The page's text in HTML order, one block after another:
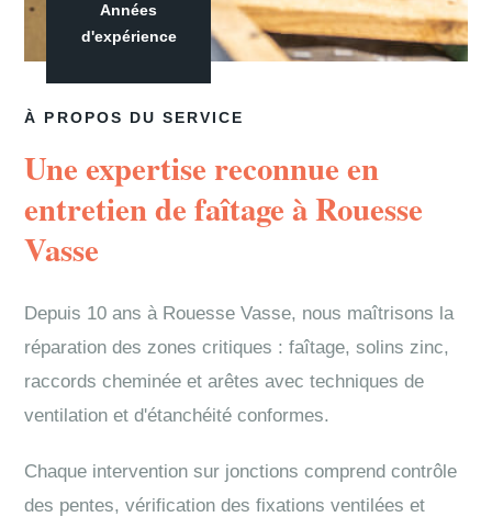
À PROPOS DU SERVICE
Une expertise reconnue en
entretien de faîtage à Rouesse
Vasse
Depuis 10 ans à Rouesse Vasse, nous maîtrisons la
réparation des zones critiques : faîtage, solins zinc,
raccords cheminée et arêtes avec techniques de
ventilation et d'étanchéité conformes.
Chaque intervention sur jonctions comprend contrôle
des pentes, vérification des fixations ventilées et
Années
d'expérience